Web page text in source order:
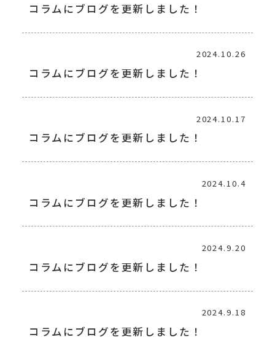
コラムにブログを更新しました！
2024.10.26
コラムにブログを更新しました！
2024.10.17
コラムにブログを更新しました！
2024.10.4
コラムにブログを更新しました！
2024.9.20
コラムにブログを更新しました！
2024.9.18
コラムにブログを更新しました！